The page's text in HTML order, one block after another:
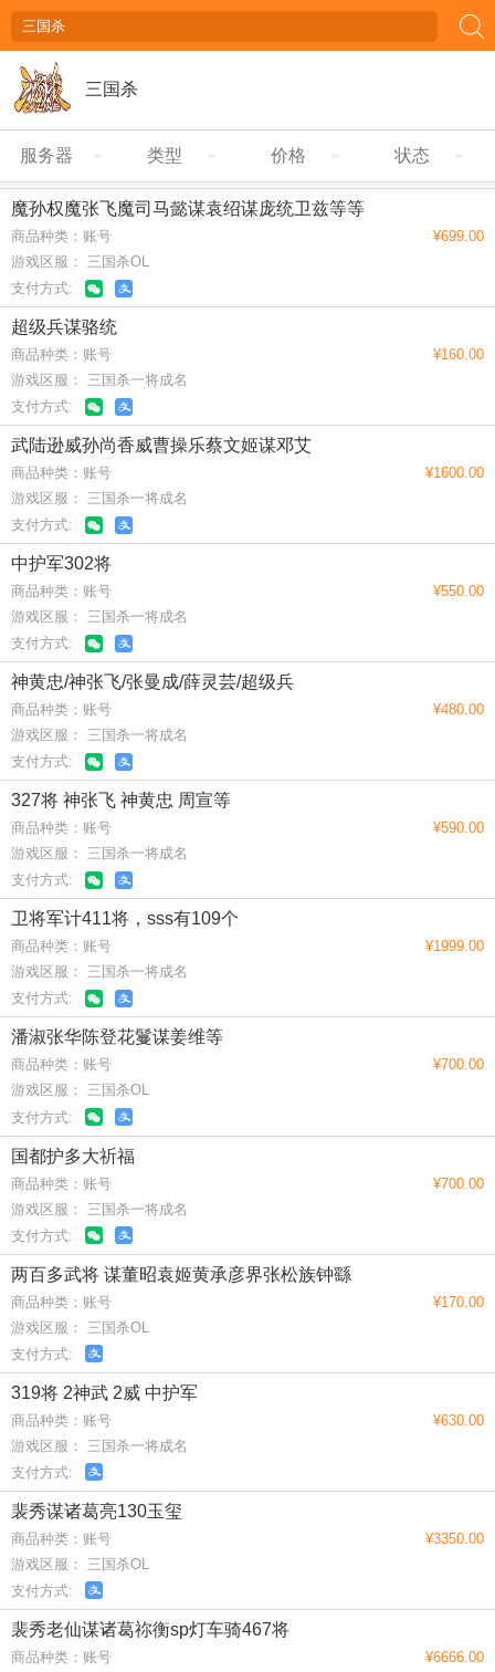
三国杀
服务器 类型 价格 状态
魔孙权魔张飞魔司马懿谋袁绍谋庞统卫兹等等
商品种类：账号
游戏区服： 三国杀OL
支付方式:
¥699.00
超级兵谋骆统
商品种类：账号
游戏区服： 三国杀一将成名
支付方式:
¥160.00
武陆逊威孙尚香威曹操乐蔡文姬谋邓艾
商品种类：账号
游戏区服： 三国杀一将成名
支付方式:
¥1600.00
中护军302将
商品种类：账号
游戏区服： 三国杀一将成名
支付方式:
¥550.00
神黄忠/神张飞/张曼成/薛灵芸/超级兵
商品种类：账号
游戏区服： 三国杀一将成名
支付方式:
¥480.00
327将 神张飞 神黄忠 周宣等
商品种类：账号
游戏区服： 三国杀一将成名
支付方式:
¥590.00
卫将军计411将，sss有109个
商品种类：账号
游戏区服： 三国杀一将成名
支付方式:
¥1999.00
潘淑张华陈登花鬘谋姜维等
商品种类：账号
游戏区服： 三国杀OL
支付方式:
¥700.00
国都护多大祈福
商品种类：账号
游戏区服： 三国杀一将成名
支付方式:
¥700.00
两百多武将 谋董昭袁姬黄承彦界张松族钟繇
商品种类：账号
游戏区服： 三国杀OL
支付方式:
¥170.00
319将 2神武 2威 中护军
商品种类：账号
游戏区服： 三国杀一将成名
支付方式:
¥630.00
裴秀谋诸葛亮130玉玺
商品种类：账号
游戏区服： 三国杀OL
支付方式:
¥3350.00
裴秀老仙谋诸葛祢衡sp灯车骑467将
商品种类：账号
¥6666.00